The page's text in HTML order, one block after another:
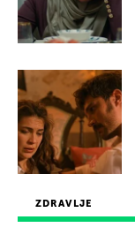
ZDRAVLJE